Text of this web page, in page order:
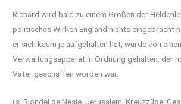
Richard wird bald zu einem Großen der
politisches Wirken England nichts eingebracht
er sich kaum je aufgehalten hat, wurde von
Verwaltungsapparat in Ordnung gehalten, der
Vater geschaffen worden war.
(s. Blondel de Nesle, Jerusalem; Kreuzzüge,